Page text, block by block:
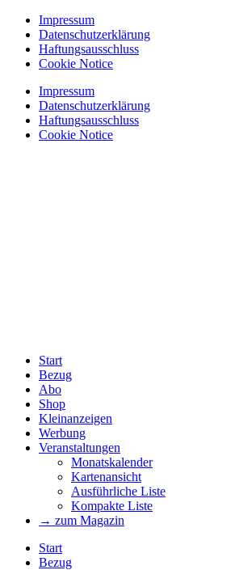
Zum
Inhalt
springen
Impressum
Datenschutzerklärung
Haftungsausschluss
Cookie Notice
Impressum
Datenschutzerklärung
Haftungsausschluss
Cookie Notice
Start
Bezug
Abo
Shop
Kleinanzeigen
Werbung
Veranstaltungen
Monatskalender
Kartenansicht
Ausführliche Liste
Kompakte Liste
→ zum Magazin
Start
Bezug